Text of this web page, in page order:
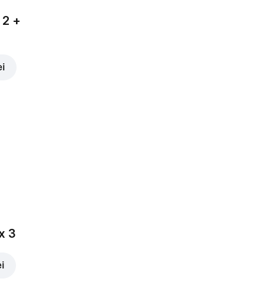
+
3